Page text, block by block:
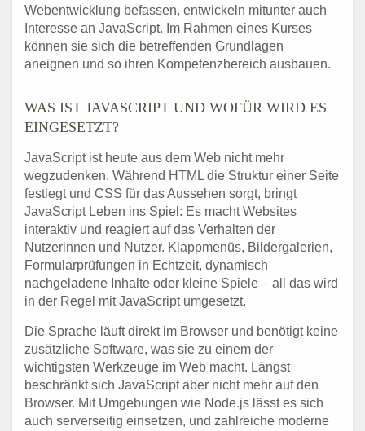
Webentwicklung befassen, entwickeln mitunter auch
Interesse an JavaScript. Im Rahmen eines Kurses
können sie sich die betreffenden Grundlagen
aneignen und so ihren Kompetenzbereich ausbauen.
WAS IST JAVASCRIPT UND WOFÜR WIRD ES
EINGESETZT?
JavaScript ist heute aus dem Web nicht mehr
wegzudenken. Während HTML die Struktur einer Seite
festlegt und CSS für das Aussehen sorgt, bringt
JavaScript Leben ins Spiel: Es macht Websites
interaktiv und reagiert auf das Verhalten der
Nutzerinnen und Nutzer. Klappmenüs, Bildergalerien,
Formularprüfungen in Echtzeit, dynamisch
nachgeladene Inhalte oder kleine Spiele – all das wird
in der Regel mit JavaScript umgesetzt.
Die Sprache läuft direkt im Browser und benötigt keine
zusätzliche Software, was sie zu einem der
wichtigsten Werkzeuge im Web macht. Längst
beschränkt sich JavaScript aber nicht mehr auf den
Browser. Mit Umgebungen wie Node.js lässt es sich
auch serverseitig einsetzen, und zahlreiche moderne